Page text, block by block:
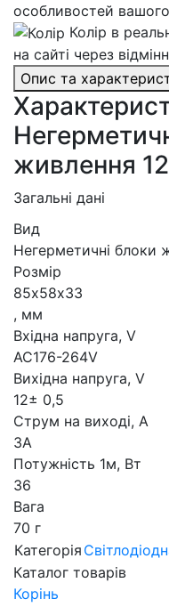
особливостей
Колір в
на сайті через
Опис та
живлення
Загальні дані
Вид
Негерметичні блоки
Розмір
85х58х33
, мм
Вхідна напруга, V
AC176-264V
Вихідна напруга, V
12± 0,5
Струм на виході, А
3А
Потужність 1м, Вт
36
Вага
70 г
Категорія
Каталог товарів
Корінь